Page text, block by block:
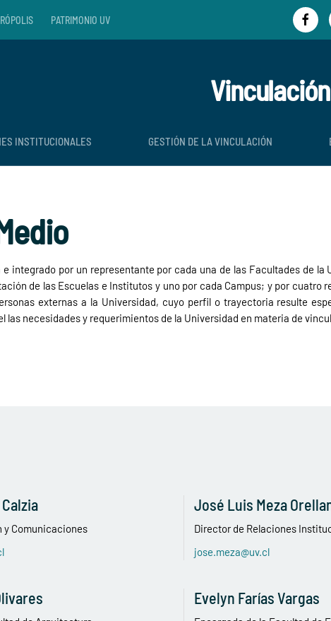
PATRIMONIO UV
INSTITUCIONALES GESTIÓN DE LA VINCULACIÓN
integrado por un representante por cada una de las Facultades de la
de las Escuelas e Institutos y uno por cada Campus; y por cuatro
externas a la Universidad, cuyo perfil o trayectoria resulte
necesidades y requerimientos de la Universidad en materia de
y Comunicaciones
José Luis Meza
Director de Relaciones
jose.meza@uv.cl
Evelyn Farías Vargas